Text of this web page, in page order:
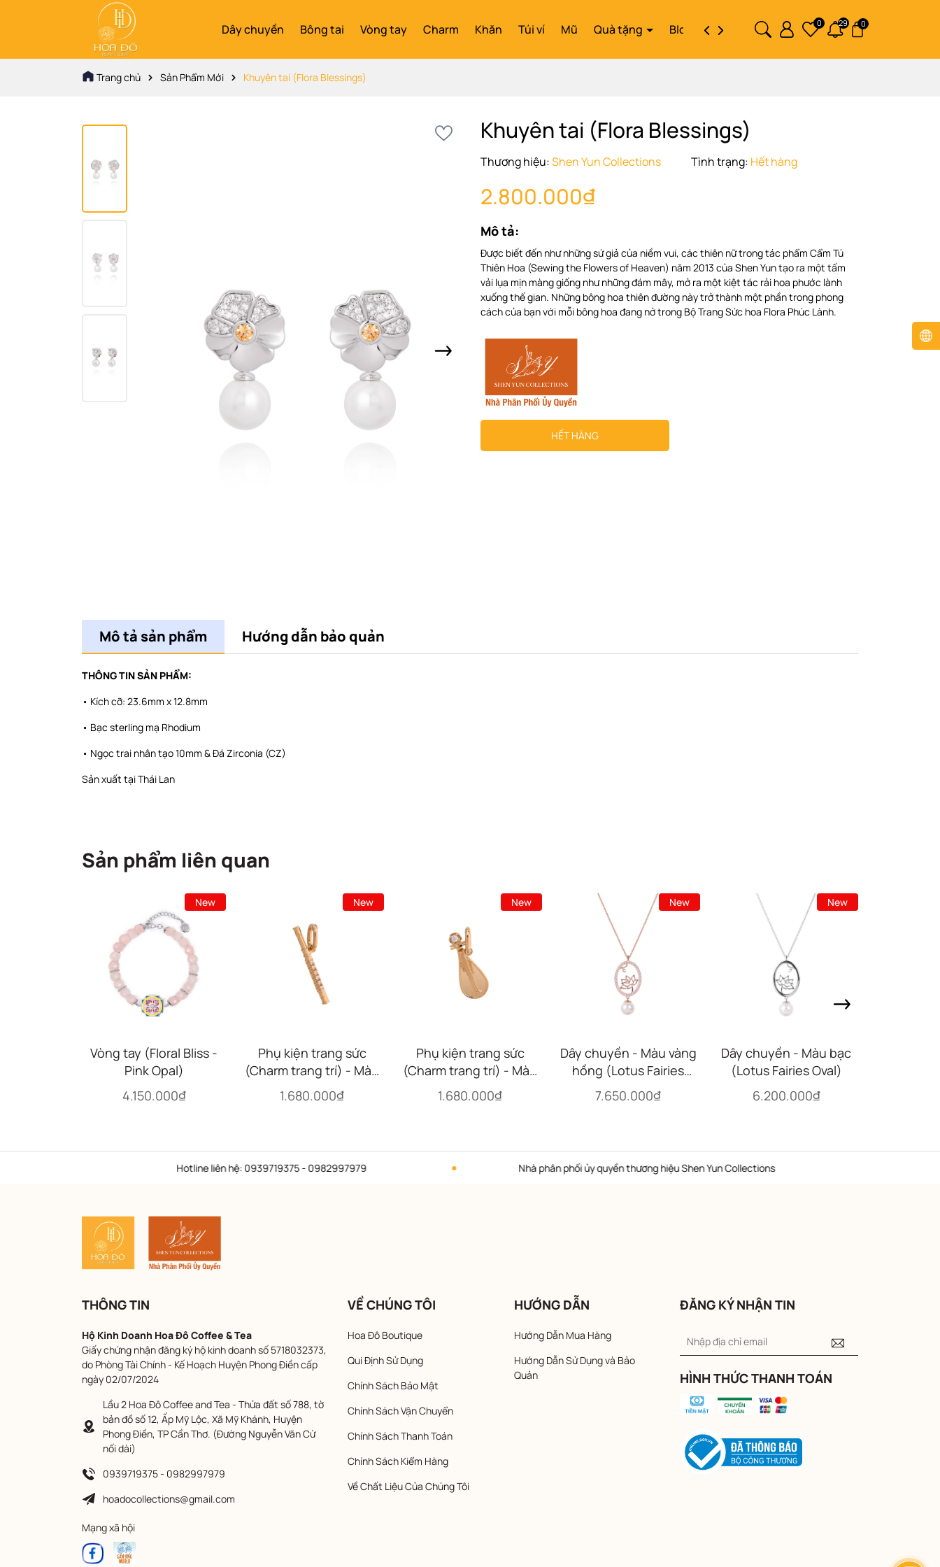
Dây chuyền Bông tai Vòng tay Charm Khăn Túi ví Mũ Quà tặng Blog Liên hệ 0 29 0
Trang chủ Sản Phẩm Mới Khuyên tai (Flora Blessings)
Khuyên tai (Flora Blessings)
Thương hiệu:Shen Yun Collections Tình trạng: Hết hàng
2.800.000₫
Mô tả:
Được biết đến như những sứ giả của niềm vui, các thiên nữ trong tác phẩm Cẩm Tú
Thiên Hoa (Sewing the Flowers of Heaven) năm 2013 của Shen Yun tạo ra một tấm
vải lụa mịn màng giống như những đám mây, mở ra một kiệt tác rải hoa phước lành
xuống thế gian. Những bông hoa thiên đường này trở thành một phần trong phong
cách của bạn với mỗi bông hoa đang nở trong Bộ Trang Sức hoa Flora Phúc Lành.
HẾT HÀNG
Mô tả sản phẩm Hướng dẫn bảo quản
THÔNG TIN SẢN PHẨM:
• Kích cỡ: 23.6mm x 12.8mm
• Bạc sterling mạ Rhodium
• Ngọc trai nhân tạo 10mm & Đá Zirconia (CZ)
Sản xuất tại Thái Lan
Sản phẩm liên quan
New
Vòng tay (Floral Bliss -
Pink Opal)
4.150.000₫
New
Phụ kiện trang sức
(Charm trang trí) - Màu
vàng (Flute)
1.680.000₫
New
Phụ kiện trang sức
(Charm trang trí) - Màu
vàng (Pipa)
1.680.000₫
New
Dây chuyền - Màu vàng
hồng (Lotus Fairies
Oval)
7.650.000₫
New
Dây chuyền - Màu bạc
(Lotus Fairies Oval)
6.200.000₫
Hotline liên hệ: 0939719375 - 0982997979 Nhà phân phối ủy quyền thương hiệu Shen Yun Collections
THÔNG TIN
Hộ Kinh Doanh Hoa Đô Coffee & Tea
Giấy chứng nhận đăng ký hộ kinh doanh số 5718032373,
do Phòng Tài Chính - Kế Hoạch Huyện Phong Điền cấp
ngày 02/07/2024
Lầu 2 Hoa Đô Coffee and Tea - Thửa đất số 788, tờ
bản đồ số 12, Ấp Mỹ Lộc, Xã Mỹ Khánh, Huyện
Phong Điền, TP Cần Thơ. (Đường Nguyễn Văn Cừ
nối dài)
0939719375 - 0982997979
hoadocollections@gmail.com
Mạng xã hội
VỀ CHÚNG TÔI
Hoa Đô Boutique
Qui Định Sử Dụng
Chính Sách Bảo Mật
Chính Sách Vận Chuyển
Chính Sách Thanh Toán
Chính Sách Kiểm Hàng
Về Chất Liệu Của Chúng Tôi
HƯỚNG DẪN
Hướng Dẫn Mua Hàng
Hướng Dẫn Sử Dụng và Bảo
Quản
ĐĂNG KÝ NHẬN TIN
HÌNH THỨC THANH TOÁN